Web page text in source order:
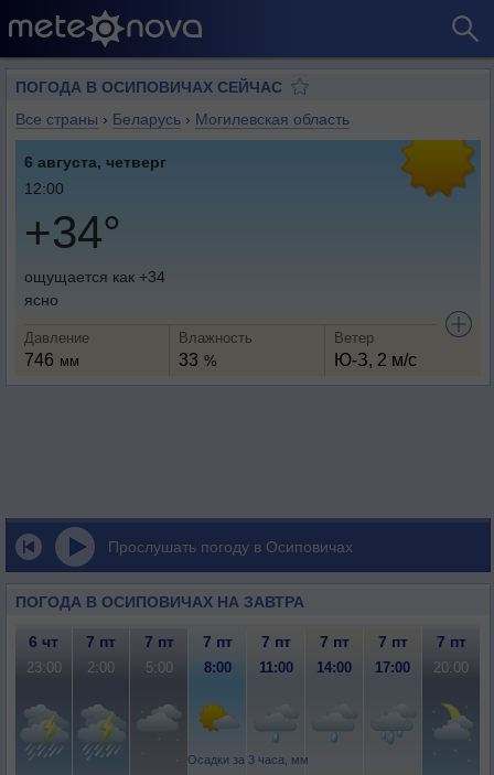
ПОГОДА В ОСИПОВИЧАХ СЕЙЧАС
Все страны › Беларусь › Могилевская область
6 августа, четверг
12:00
+34°
ощущается как +34
ясно
Давление
746 мм
Влажность
33 %
Ветер
Ю-З, 2 м/с
Прослушать погоду в Осиповичах
ПОГОДА В ОСИПОВИЧАХ НА ЗАВТРА
Осадки за 3 часа, мм
6 чт 7 пт 7 пт 7 пт 7 пт 7 пт 7 пт 7 пт
23:00 2:00 5:00 8:00 11:00 14:00 17:00 20:00